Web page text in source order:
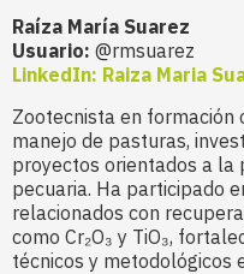
Raíza María Suarez
Usuario: @rmsuarez
LinkedIn: Raiza Maria
Zootecnista en formación
manejo de pasturas,
proyectos orientados a la
pecuaria. Ha participado
relacionados con
como Cr₂O₃ y TiO₃,
técnicos y metodológicos